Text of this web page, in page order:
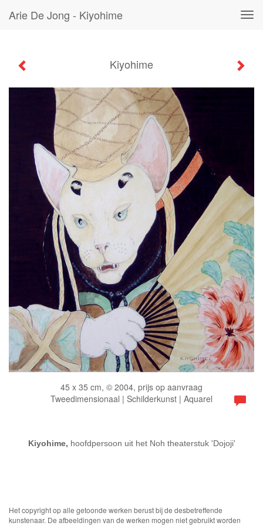
Arie De Jong - Kiyohime
Kiyohime
45 x 35 cm, © 2004, prijs op aanvraag
Tweedimensionaal | Schilderkunst | Aquarel
Kiyohime, hoofdpersoon uit het Noh theaterstuk 'Dojoji'
Het copyright op alle getoonde werken berust bij de desbetreffende
kunstenaar. De afbeeldingen van de werken mogen niet gebruikt worden